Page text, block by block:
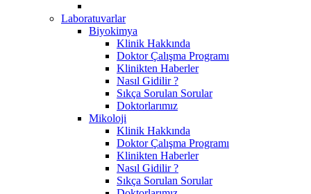
Laboratuvarlar
Biyokimya
Klinik Hakkında
Doktor Çalışma Programı
Klinikten Haberler
Nasıl Gidilir ?
Sıkça Sorulan Sorular
Doktorlarımız
Mikoloji
Klinik Hakkında
Doktor Çalışma Programı
Klinikten Haberler
Nasıl Gidilir ?
Sıkça Sorulan Sorular